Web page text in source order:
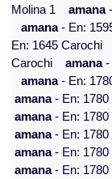
Molina 1
amana
amana- En:
En: 1645 Carochi
Carochi
amana-
amana- En:
amana- En: 1780
amana- En: 1780
amana- En: 1780
amana- En: 1780
amana- En: